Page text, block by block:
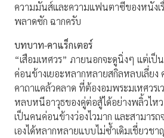
ความมันส์และความแฟนตาซีของหนังเ
พลาดซัก ฉากครับ
บทบาท-คาแร็กเตอร์
“เสือมเหศวร” ภายนอกจะดูนิ่งๆ แต่เ
ค่อนข้างเยอะหลากหลายสกิลหลบเลี่ยง
คาถาแคล้วคลาด ที่ต้องอมพระมเหศวร
หลบหนีอาวุธของคู่ต่อสู้ได้อย่างพลิ้วไห
เป็นคนค่อนข้างว่องไวมาก และสามารถ
เองได้หลากหลายแบบไม่ซ้ำเดิมเชี่ยวช